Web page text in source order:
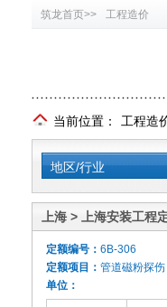
筑龙首页>> 工程造价
当前位置： 工程造
地区/行业
上海 > 上海安装工程
定额编号： 6B-306
定额项目： 管道磁粉探
单位：